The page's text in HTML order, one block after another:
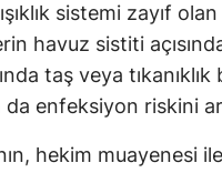
sistemi zayıf
havuz sistiti
taş veya tıkanıklık
da enfeksiyon riskini
hekim muayenesi